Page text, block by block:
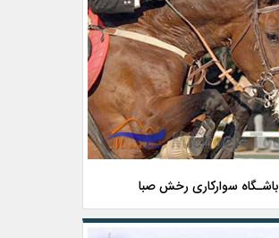
باشـگاه سوارکاری رخش صبا